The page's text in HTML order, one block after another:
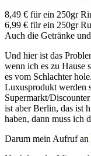
8,49 € für ein 250gr
6,99 € für ein 250gr
Auch die Getränke
Und hier ist das
wenn ich es zu Hause
es vom Schlachter
Luxusprodukt werden
Supermarkt/
ist aber Berlin, das ist
haben, dann muss ich
Darum mein Aufruf an